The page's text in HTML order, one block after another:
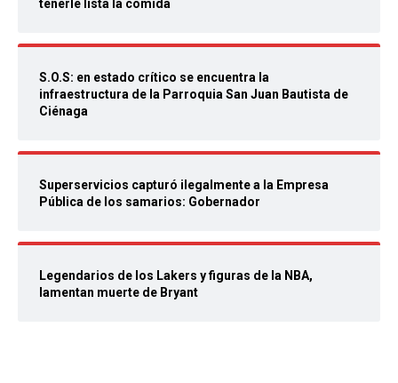
tenerle lista la comida
S.O.S: en estado crítico se encuentra la
infraestructura de la Parroquia San Juan Bautista de
Ciénaga
Superservicios capturó ilegalmente a la Empresa
Pública de los samarios: Gobernador
Legendarios de los Lakers y figuras de la NBA,
lamentan muerte de Bryant